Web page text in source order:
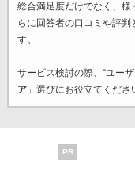
総合満足度だけでなく、様
らに回答者の口コミや評
す。
サービス検討の際、“ユー
ア」選びにお役立てくださ
PR